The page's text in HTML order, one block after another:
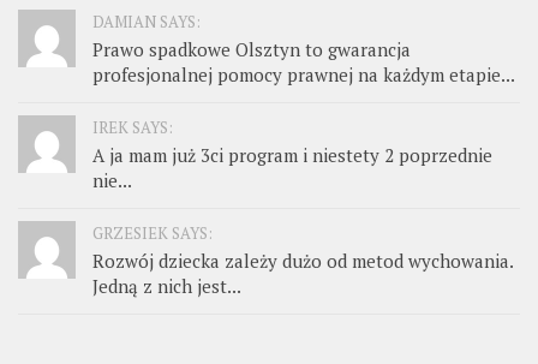
DAMIAN SAYS:
Prawo spadkowe Olsztyn to gwarancja
profesjonalnej pomocy prawnej na każdym etapie...
IREK SAYS:
A ja mam już 3ci program i niestety 2 poprzednie
nie...
GRZESIEK SAYS:
Rozwój dziecka zależy dużo od metod wychowania.
Jedną z nich jest...